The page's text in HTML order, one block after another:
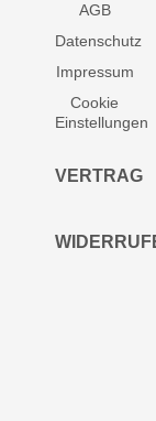
AGB
Datenschutz
Impressum
Cookie
Einstellungen
VERTRAG